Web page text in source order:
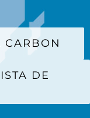
CARBON
DE